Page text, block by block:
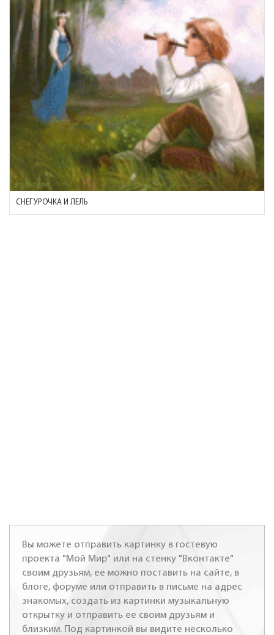
СНЕГУРОЧКА И ЛЕЛЬ
Вы можете отправить картинку в гостевую
проекта "Мой Мир" или на стенку "Вконтакте"
своим друзьям, ее можно поставить на сайте, в
блоге, форуме или отправить в письме на адрес
знакомых, создать из картинки музыкальную
открытку и отправить ее своим друзьям и
близким. Под картинкой вы видите несколько